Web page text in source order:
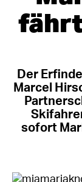
Der
Marcel
sofort